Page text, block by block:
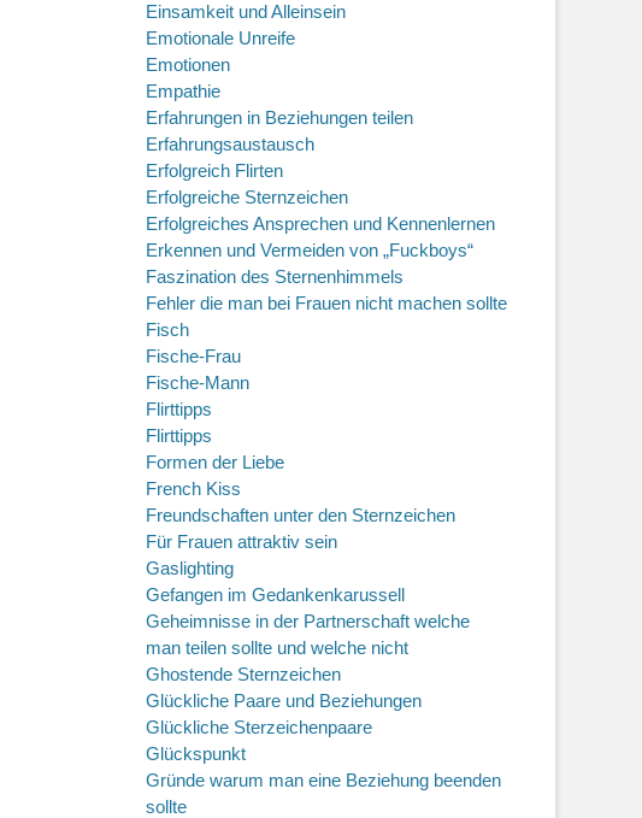
Einsamkeit und Alleinsein
Emotionale Unreife
Emotionen
Empathie
Erfahrungen in Beziehungen teilen
Erfahrungsaustausch
Erfolgreich Flirten
Erfolgreiche Sternzeichen
Erfolgreiches Ansprechen und Kennenlernen
Erkennen und Vermeiden von „Fuckboys“
Faszination des Sternenhimmels
Fehler die man bei Frauen nicht machen sollte
Fisch
Fische-Frau
Fische-Mann
Flirttipps
Flirttipps
Formen der Liebe
French Kiss
Freundschaften unter den Sternzeichen
Für Frauen attraktiv sein
Gaslighting
Gefangen im Gedankenkarussell
Geheimnisse in der Partnerschaft welche
man teilen sollte und welche nicht
Ghostende Sternzeichen
Glückliche Paare und Beziehungen
Glückliche Sterzeichenpaare
Glückspunkt
Gründe warum man eine Beziehung beenden
sollte